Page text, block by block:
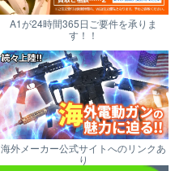
A1が24時間365日ご要件を承りま
す！！
海外メーカー公式サイトへのリンクあ
り